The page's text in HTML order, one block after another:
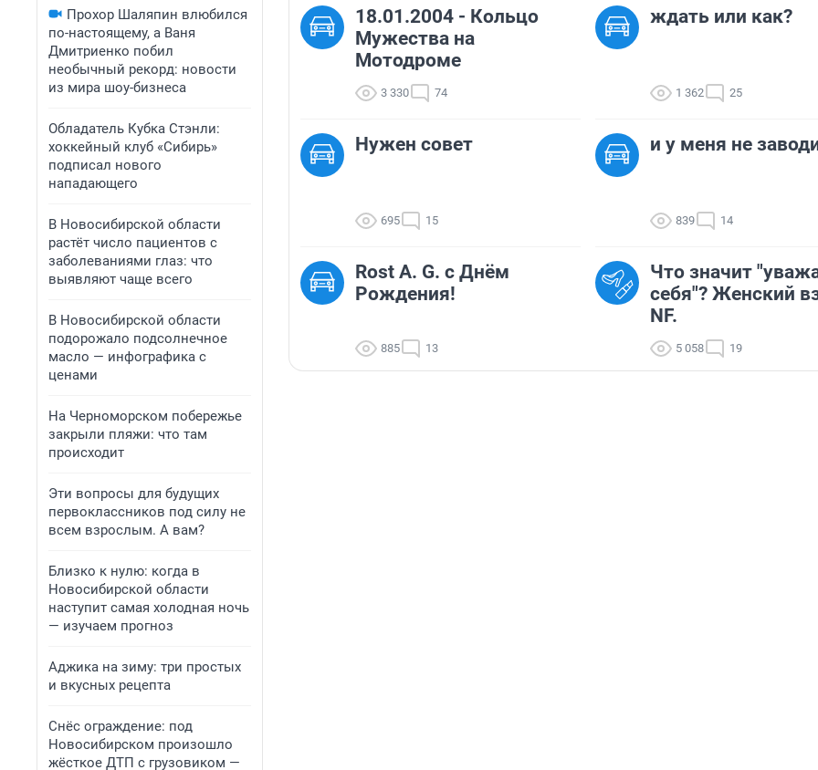
Прохор Шаляпин влюбился
по-настоящему, а Ваня
Дмитриенко побил
необычный рекорд: новости
из мира шоу-бизнеса
Обладатель Кубка Стэнли:
хоккейный клуб «Сибирь»
подписал нового
нападающего
В Новосибирской области
растёт число пациентов с
заболеваниями глаз: что
выявляют чаще всего
В Новосибирской области
подорожало подсолнечное
масло — инфографика с
ценами
На Черноморском побережье
закрыли пляжи: что там
происходит
Эти вопросы для будущих
первоклассников под силу не
всем взрослым. А вам?
Близко к нулю: когда в
Новосибирской области
наступит самая холодная ночь
— изучаем прогноз
Аджика на зиму: три простых
и вкусных рецепта
Снёс ограждение: под
Новосибирском произошло
жёсткое ДТП с грузовиком —
18.01.2004 - Кольцо
Мужества на
Мотодроме
3 330 74
ждать или как?
1 362 25
Нужен совет
695 15
и у меня не
839 14
Rost A. G. с Днём
Рождения!
885 13
Что значит
себя"? Женский
NF.
5 058 19